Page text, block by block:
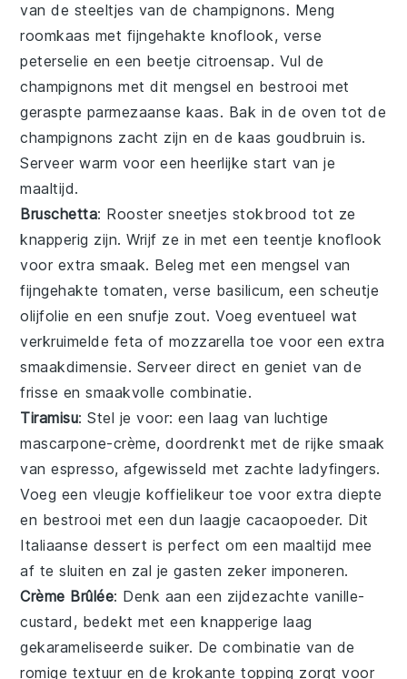
van de steeltjes van dechampignons. Meng
roomkaas met fijngehakte knoflook, verse
peterselie en een beetje citroensap. Vul de
champignons met dit mengsel en bestrooi met
geraspte parmezaanse kaas. Bak in de oven tot de
champignons zacht zijn en de kaas goudbruin is.
Serveer warm voor een heerlijke start van je
maaltijd.
Bruschetta: Rooster sneetjes stokbrood tot ze
knapperig zijn. Wrijf ze in met een teentjeknoflook
voor extra smaak. Beleg met een mengsel van
fijngehaktetomaten, verse basilicum, een scheutje
olijfolie en een snufje zout. Voeg eventueel wat
verkruimelde feta of mozzarella toe voor een extra
smaakdimensie. Serveer direct en geniet van de
frisse en smaakvolle combinatie.
Tiramisu: Stel je voor: een laag van luchtige
mascarpone-crème, doordrenkt met de rijke smaak
vanespresso, afgewisseld met zachte ladyfingers.
Voeg een vleugje koffielikeur toe voor extra diepte
en bestrooi met een dun laagje cacaopoeder. Dit
Italiaanse dessert is perfect om een maaltijd mee
af te sluiten en zal je gasten zeker imponeren.
Crème Brûlée: Denk aan een zijdezachte vanille-
custard, bedekt met een knapperige laag
gekarameliseerde suiker. De combinatie van de
romige textuur en de krokante topping zorgt voor